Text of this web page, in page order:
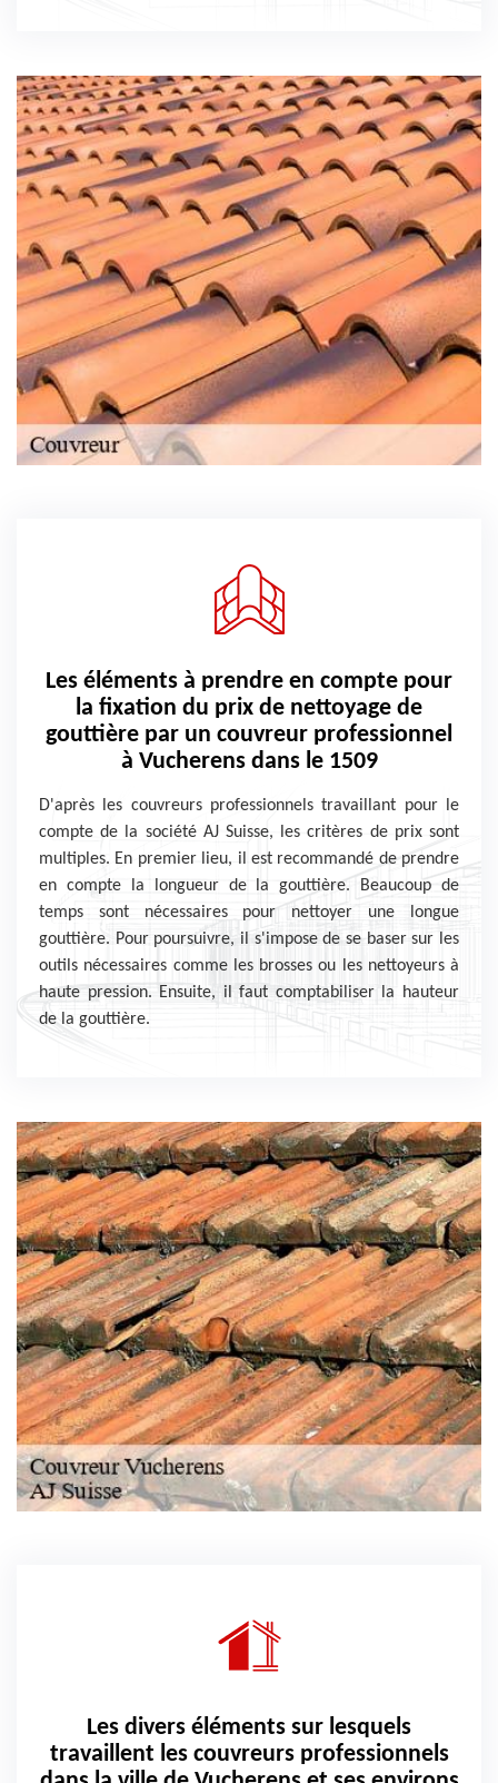
Les éléments à prendre en compte pour
la fixation du prix de nettoyage de
gouttière par un couvreur professionnel
à Vucherens dans le 1509
D'après les couvreurs professionnels travaillant pour le
compte de la société AJ Suisse, les critères de prix sont
multiples. En premier lieu, il est recommandé de prendre
en compte la longueur de la gouttière. Beaucoup de
temps sont nécessaires pour nettoyer une longue
gouttière. Pour poursuivre, il s'impose de se baser sur les
outils nécessaires comme les brosses ou les nettoyeurs à
haute pression. Ensuite, il faut comptabiliser la hauteur
de la gouttière.
Les divers éléments sur lesquels
travaillent les couvreurs professionnels